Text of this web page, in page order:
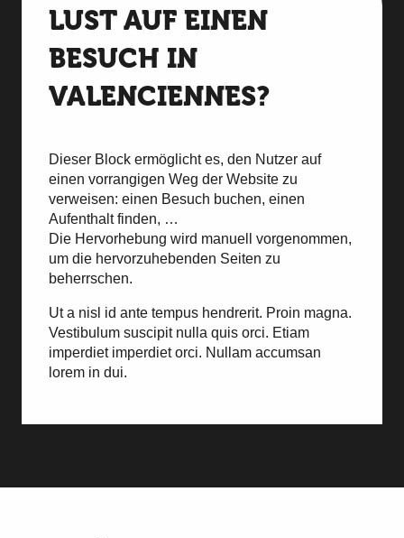
LUST AUF EINEN
BESUCH IN
VALENCIENNES?
Dieser Block ermöglicht es, den Nutzer auf
einen vorrangigen Weg der Website zu
verweisen: einen Besuch buchen, einen
Aufenthalt finden, …
Die Hervorhebung wird manuell vorgenommen,
um die hervorzuhebenden Seiten zu
beherrschen.
Ut a nisl id ante tempus hendrerit. Proin magna.
Vestibulum suscipit nulla quis orci. Etiam
imperdiet imperdiet orci. Nullam accumsan
lorem in dui.